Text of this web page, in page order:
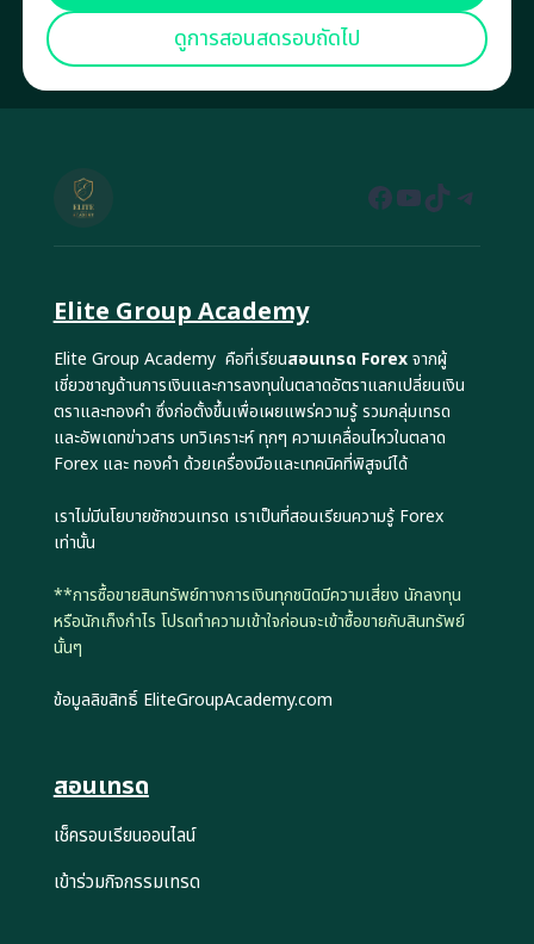
ดูการสอนสดรอบถัดไป
Facebook
YouTube
TikTok
Elite Group Academy
Elite Group Academy คือที่เรียนสอนเทรด Forexจากผู้
เชี่ยวชาญด้านการเงินและการลงทุนในตลาดอัตราแลกเปลี่ยนเงิน
ตราและทองคำ ซึ่งก่อตั้งขึ้นเพื่อเผยแพร่ความรู้ รวมกลุ่มเทรด
และอัพเดทข่าวสาร บทวิเคราะห์ ทุกๆ ความเคลื่อนไหวในตลาด
Forex และ ทองคำ ด้วยเครื่องมือและเทคนิคที่พิสูจน์ได้
เราไม่มีนโยบายชักชวนเทรด เราเป็นที่สอนเรียนความรู้ Forex
เท่านั้น
**การซื้อขายสินทรัพย์ทางการเงินทุกชนิดมีความเสี่ยง นักลงทุน
หรือนักเก็งกำไร โปรดทำความเข้าใจก่อนจะเข้าซื้อขายกับสินทรัพย์
นั้นๆ
ข้อมูลลิขสิทธิ์ EliteGroupAcademy.com
สอนเทรด
เช็ครอบเรียนออนไลน์
เข้าร่วมกิจกรรมเทรด